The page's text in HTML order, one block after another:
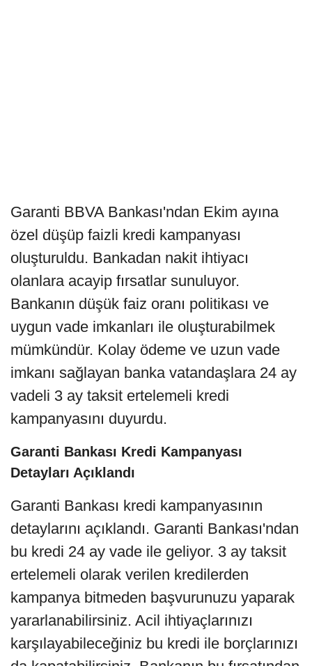
Garanti BBVA Bankası'ndan Ekim ayına
özel düşüp faizli kredi kampanyası
oluşturuldu. Bankadan nakit ihtiyacı
olanlara acayip fırsatlar sunuluyor.
Bankanın düşük faiz oranı politikası ve
uygun vade imkanları ile oluşturabilmek
mümkündür. Kolay ödeme ve uzun vade
imkanı sağlayan banka vatandaşlara 24 ay
vadeli 3 ay taksit ertelemeli kredi
kampanyasını duyurdu.
Garanti Bankası Kredi Kampanyası
Detayları Açıklandı
Garanti Bankası kredi kampanyasının
detaylarını açıklandı. Garanti Bankası'ndan
bu kredi 24 ay vade ile geliyor. 3 ay taksit
ertelemeli olarak verilen kredilerden
kampanya bitmeden başvurunuzu yaparak
yararlanabilirsiniz. Acil ihtiyaçlarınızı
karşılayabileceğiniz bu kredi ile borçlarınızı